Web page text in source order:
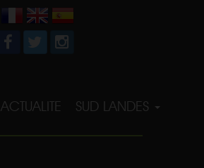
ACTUALITE SUD LANDES